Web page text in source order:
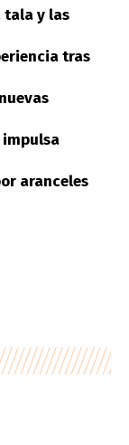
tala y las
tras
impulsa
aranceles